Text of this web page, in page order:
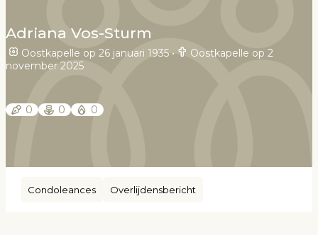
Adriana Vos-Sturm
Oostkapelle op 26 januari 1935 •
Oostkapelle op 2
november 2025
0 0 0
Condoleances Overlijdensbericht